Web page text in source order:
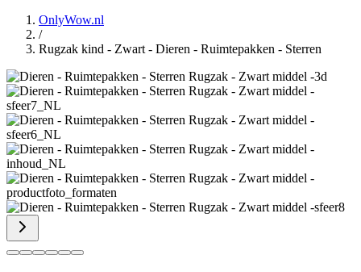
OnlyWow.nl
/
Rugzak kind - Zwart - Dieren - Ruimtepakken - Sterren